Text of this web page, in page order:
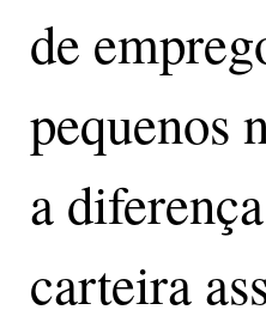
de
pequenos
a
carteira